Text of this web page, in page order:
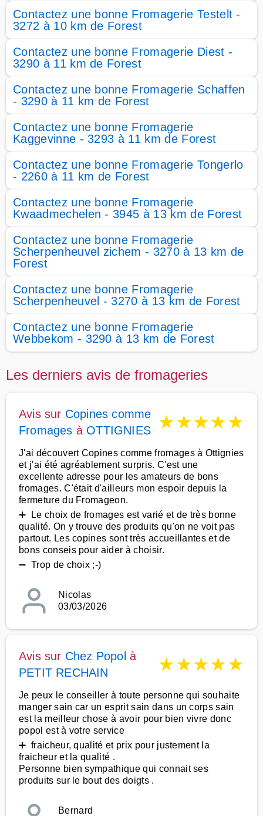
Contactez une bonne Fromagerie Testelt -
3272 à 10 km de Forest
Contactez une bonne Fromagerie Diest -
3290 à 11 km de Forest
Contactez une bonne Fromagerie Schaffen
- 3290 à 11 km de Forest
Contactez une bonne Fromagerie
Kaggevinne - 3293 à 11 km de Forest
Contactez une bonne Fromagerie Tongerlo
- 2260 à 11 km de Forest
Contactez une bonne Fromagerie
Kwaadmechelen - 3945 à 13 km de Forest
Contactez une bonne Fromagerie
Scherpenheuvel zichem - 3270 à 13 km de
Forest
Contactez une bonne Fromagerie
Scherpenheuvel - 3270 à 13 km de Forest
Contactez une bonne Fromagerie
Webbekom - 3290 à 13 km de Forest
Les derniers avis de fromageries
Avis sur Copines comme
Fromages à OTTIGNIES ★★★★★
J'ai découvert Copines comme fromages à Ottignies
et j'ai été agréablement surpris. C'est une
excellente adresse pour les amateurs de bons
fromages. C'était d'ailleurs mon espoir depuis la
fermeture du Fromageon.
➕ Le choix de fromages est varié et de très bonne
qualité. On y trouve des produits qu'on ne voit pas
partout. Les copines sont très accueillantes et de
bons conseis pour aider à choisir.
➖ Trop de choix ;-)
Nicolas
03/03/2026
Avis sur Chez Popol à
PETIT RECHAIN
★★★★★
Je peux le conseiller à toute personne qui souhaite
manger sain car un esprit sain dans un corps sain
est la meilleur chose à avoir pour bien vivre donc
popol est à votre service
➕ fraicheur, qualité et prix pour justement la
fraicheur et la qualité .
Personne bien sympathique qui connait ses
produits sur le bout des doigts .
Bernard